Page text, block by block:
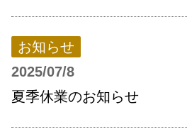
お知らせ
2025/07/8
夏季休業のお知らせ